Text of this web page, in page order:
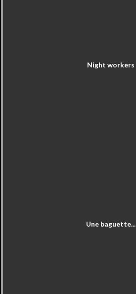
Night workers
Une baguette...